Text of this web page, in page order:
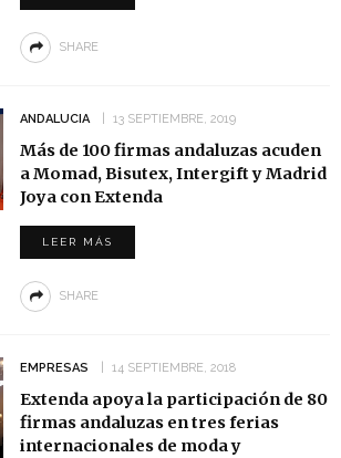
SHARE
ANDALUCIA 13 SEPTIEMBRE, 2019
Más de 100 firmas andaluzas acuden
a Momad, Bisutex, Intergift y Madrid
Joya con Extenda
LEER MÁS
SHARE
EMPRESAS 14 SEPTIEMBRE, 2018
Extenda apoya la participación de 80
firmas andaluzas en tres ferias
internacionales de moda y